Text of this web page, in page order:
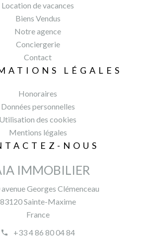
Location de vacances
Biens Vendus
Notre agence
Conciergerie
Contact
LÉGALES
Honoraires
Données personnelles
Utilisation des cookies
Mentions légales
NOUS
IMMOBILIER
avenue Georges Clémenceau
83120 Sainte-Maxime
France
+33 4 86 80 04 84